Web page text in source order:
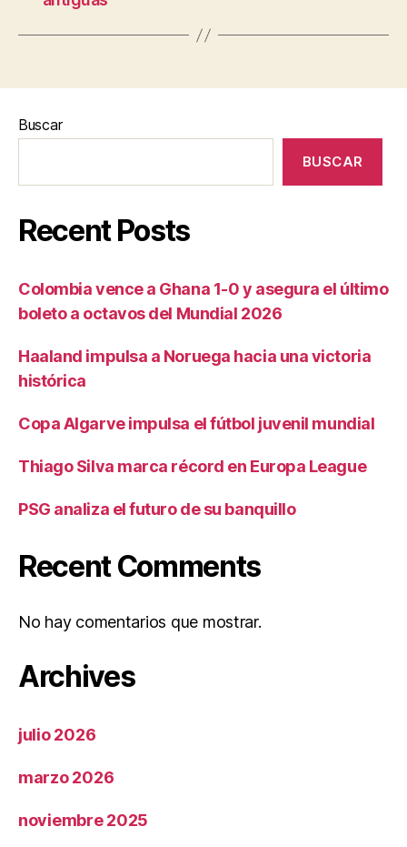
Buscar
BUSCAR
Recent Posts
Colombia vence a Ghana 1-0 y asegura el último
boleto a octavos del Mundial 2026
Haaland impulsa a Noruega hacia una victoria
histórica
Copa Algarve impulsa el fútbol juvenil mundial
Thiago Silva marca récord en Europa League
PSG analiza el futuro de su banquillo
Recent Comments
No hay comentarios que mostrar.
Archives
julio 2026
marzo 2026
noviembre 2025